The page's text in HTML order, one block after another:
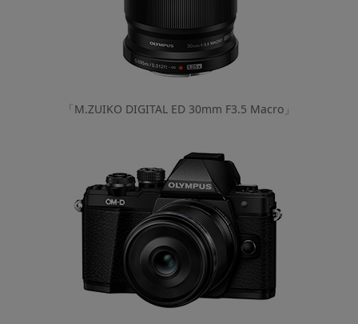
「M.ZUIKO DIGITAL ED 30mm F3.5 Macro」